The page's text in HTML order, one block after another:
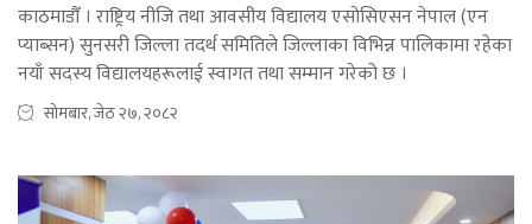
काठमाडौँ । राष्ट्रिय नीजि तथा आवसीय विद्यालय एसोसिएसन नेपाल (एन
प्याब्सन) सुनसरी जिल्ला तदर्थ समितिले जिल्लाका विभिन्न पालिकामा रहेका
नयाँ सदस्य विद्यालयहरूलाई स्वागत तथा सम्मान गरेको छ ।
सोमबार, जेठ २७, २०८२